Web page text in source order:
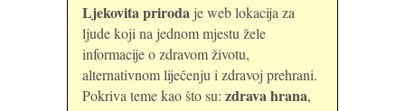
Ljekovita priroda je web lokacija za
ljude koji na jednom mjestu žele
informacije o zdravom životu,
alternativnom liječenju i zdravoj prehrani.
Pokriva teme kao što su: zdrava hrana,